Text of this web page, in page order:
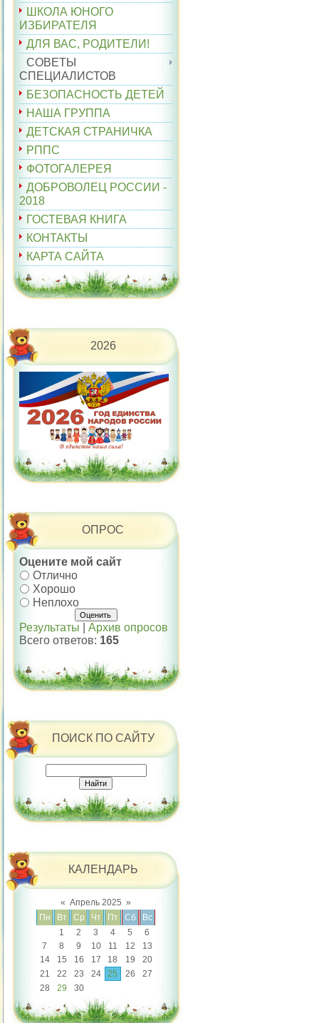
ШКОЛА ЮНОГО
ИЗБИРАТЕЛЯ
ДЛЯ ВАС, РОДИТЕЛИ!
СОВЕТЫ
СПЕЦИАЛИСТОВ
БЕЗОПАСНОСТЬ ДЕТЕЙ
НАША ГРУППА
ДЕТСКАЯ СТРАНИЧКА
РППС
ФОТОГАЛЕРЕЯ
ДОБРОВОЛЕЦ РОССИИ -
2018
ГОСТЕВАЯ КНИГА
КОНТАКТЫ
КАРТА САЙТА
2026
ОПРОС
Оцените мой сайт
Отлично
Хорошо
Неплохо
Результаты
Архив опросов
Всего ответов: 165
ПОИСК ПО САЙТУ
КАЛЕНДАРЬ
« Апрель 2025 »
Пн
Вт Ср Чт Пт Сб
Вс
1
2 3 4 5
6
7
8 9 10 11 12
13
14
15 16 17 18 19
20
21
22 23 24 25 26
27
28
29 30